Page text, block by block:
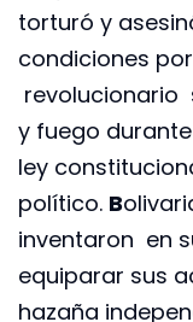
torturó y
condiciones
revolucionario
y fuego
ley
político. B
inventaron en
equiparar sus
hazaña